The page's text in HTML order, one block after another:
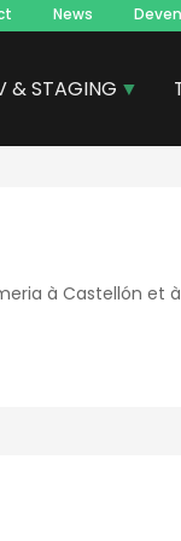
News
& STAGING
à Castellón et